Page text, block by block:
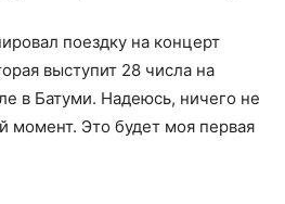
поездку на концерт
выступит 28 числа на
в Батуми. Надеюсь, ничего не
момент. Это будет моя первая